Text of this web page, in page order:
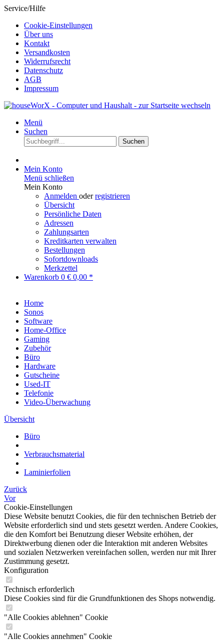
Service/Hilfe
Cookie-Einstellungen
Über uns
Kontakt
Versandkosten
Widerrufsrecht
Datenschutz
AGB
Impressum
Menü
Suchen
Suchen
Mein Konto
Menü schließen
Mein Konto
Anmelden oderregistrieren
Übersicht
Persönliche Daten
Adressen
Zahlungsarten
Kreditkarten verwalten
Bestellungen
Sofortdownloads
Merkzettel
Warenkorb 0 € 0,00 *
Home
Sonos
Software
Home-Office
Gaming
Zubehör
Büro
Hardware
Gutscheine
Used-IT
Telefonie
Video-Überwachung
Übersicht
Büro
Verbrauchsmaterial
Laminierfolien
Zurück
Vor
Cookie-Einstellungen
Diese Website benutzt Cookies, die für den technischen Betrieb der
Website erforderlich sind und stets gesetzt werden. Andere Cookies,
die den Komfort bei Benutzung dieser Website erhöhen, der
Direktwerbung dienen oder die Interaktion mit anderen Websites
und sozialen Netzwerken vereinfachen sollen, werden nur mit Ihrer
Zustimmung gesetzt.
Konfiguration
Technisch erforderlich
Diese Cookies sind für die Grundfunktionen des Shops notwendig.
"Alle Cookies ablehnen" Cookie
"Alle Cookies annehmen" Cookie